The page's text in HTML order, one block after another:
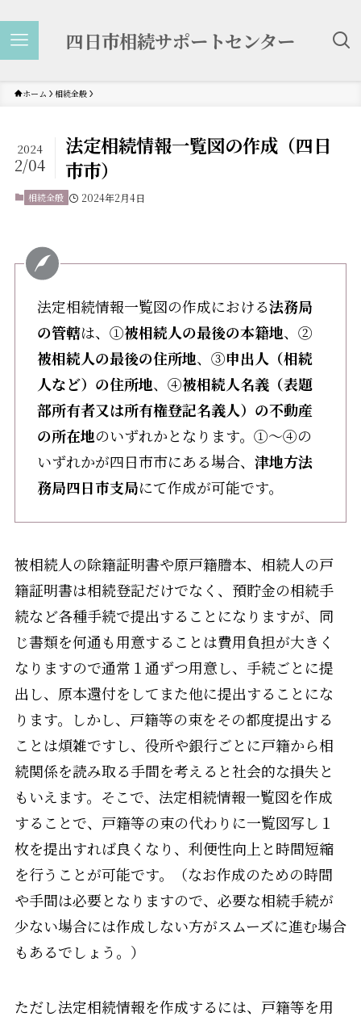
四日市相続サポートセンター
ホーム 相続全般
法定相続情報一覧図の作成（四日
市市）
2024
2/04
相続全般 2024年2月4日
法定相続情報一覧図の作成における法務局
の管轄は、①被相続人の最後の本籍地、②
被相続人の最後の住所地、③申出人（相続
人など）の住所地、④被相続人名義（表題
部所有者又は所有権登記名義人）の不動産
の所在地のいずれかとなります。①〜④の
いずれかが四日市市にある場合、 津地方法
務局四日市支局にて作成が可能です。
被相続人の除籍証明書や原戸籍謄本、相続人の戸
籍証明書は相続登記だけでなく、預貯金の相続手
続など各種手続で提出することになりますが、同
じ書類を何通も用意することは費用負担が大きく
なりますので通常１通ずつ用意し、手続ごとに提
出し、原本還付をしてまた他に提出することにな
ります。しかし、戸籍等の束をその都度提出する
ことは煩雑ですし、役所や銀行ごとに戸籍から相
続関係を読み取る手間を考えると社会的な損失と
もいえます。そこで、法定相続情報一覧図を作成
することで、戸籍等の束の代わりに一覧図写し１
枚を提出すれば良くなり、利便性向上と時間短縮
を行うことが可能です。（なお作成のための時間
や手間は必要となりますので、必要な相続手続が
少ない場合には作成しない方がスムーズに進む場合
もあるでしょう。）
ただし法定相続情報を作成するには、戸籍等を用